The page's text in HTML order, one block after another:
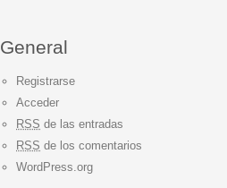
General
Registrarse
Acceder
RSS de las entradas
RSS de los comentarios
WordPress.org